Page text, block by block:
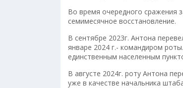
Во время очередного сражения
семимесячное восстановление.
В сентябре 2023г. Антона
январе 2024 г.- командиром
единственным населенным
В августе 2024г. роту Антона
уже в качестве начальника